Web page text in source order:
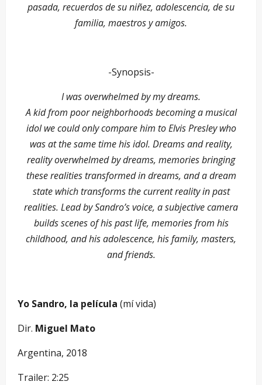
pasada, recuerdos de su niñez, adolescencia, de su
familia, maestros y amigos.
-Synopsis-
I was overwhelmed by my dreams.
A kid from poor neighborhoods becoming a musical
idol we could only compare him to Elvis Presley who
was at the same time his idol. Dreams and reality,
reality overwhelmed by dreams, memories bringing
these realities transformed in dreams, and a dream
state which transforms the current reality in past
realities. Lead by Sandro’s voice, a subjective camera
builds scenes of his past life, memories from his
childhood, and his adolescence, his family, masters,
and friends.
Yo Sandro, la película (mí vida)
Dir. Miguel Mato
Argentina, 2018
Trailer: 2:25